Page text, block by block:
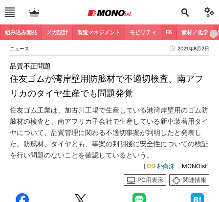
組み込み開発 メカ設計 製造マネジメント モビリティ FA 素材／化学
ニュース 2021年8月2日
住友ゴムが湾岸壁用防舷材で不適切検査、南アフ
リカのタイヤ生産でも問題発覚
品質不正問題
住友ゴム工業は、加古川工場で生産している港湾岸壁用のゴム防
舷材の検査と、南アフリカ子会社で生産している新車装着用タイ
ヤについて、品質管理に関わる不適切事案が判明したと発表し
た。防舷材、タイヤとも、事案の判明後に安全性についての検証
を行い問題のないことを確認しているという。
[ 朴尚洙 ，MONOist]
PC用表示
関連情報